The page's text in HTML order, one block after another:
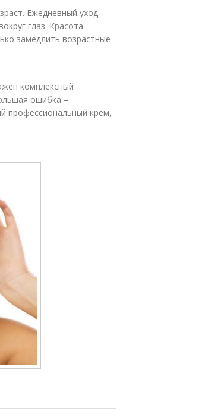
Ежедневный уход
глаз. Красота
замедлить возрастные
комплексный
ошибка –
профессиональный крем,